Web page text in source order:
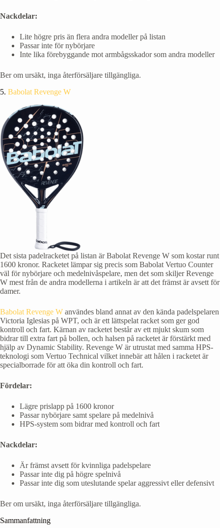
Nackdelar:
Lite högre pris än flera andra modeller på listan
Passar inte för nybörjare
Inte lika förebyggande mot armbågsskador som andra modeller
Ber om ursäkt, inga återförsäljare tillgängliga.
5. Babolat Revenge W
Det sista padelracketet på listan är Babolat Revenge W som kostar runt
1600 kronor. Racketet lämpar sig precis som Babolat Vertuo Counter
väl för nybörjare och medelnivåspelare, men det som skiljer Revenge
W mest från de andra modellerna i artikeln är att det främst är avsett för
damer.
Babolat Revenge W användes bland annat av den kända padelspelaren
Victoria Iglesias på WPT, och är ett lättspelat racket som ger god
kontroll och fart. Kärnan av racketet består av ett mjukt skum som
bidrar till extra fart på bollen, och halsen på racketet är förstärkt med
hjälp av Dynamic Stability. Revenge W är utrustat med samma HPS-
teknologi som Vertuo Technical vilket innebär att hålen i racketet är
specialborrade för att öka din kontroll och fart.
Fördelar:
Lägre prislapp på 1600 kronor
Passar nybörjare samt spelare på medelnivå
HPS-system som bidrar med kontroll och fart
Nackdelar:
Är främst avsett för kvinnliga padelspelare
Passar inte dig på högre spelnivå
Passar inte dig som uteslutande spelar aggressivt eller defensivt
Ber om ursäkt, inga återförsäljare tillgängliga.
Sammanfattning